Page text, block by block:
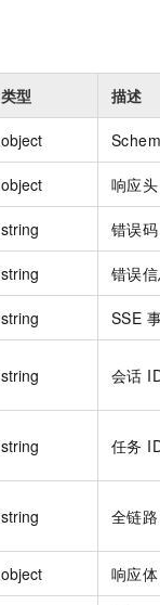
类型 描述
object
object 响应头
string 错误码
string 错误信
string SSE 事
string 会话
string 任务
string 全链
object 响应体